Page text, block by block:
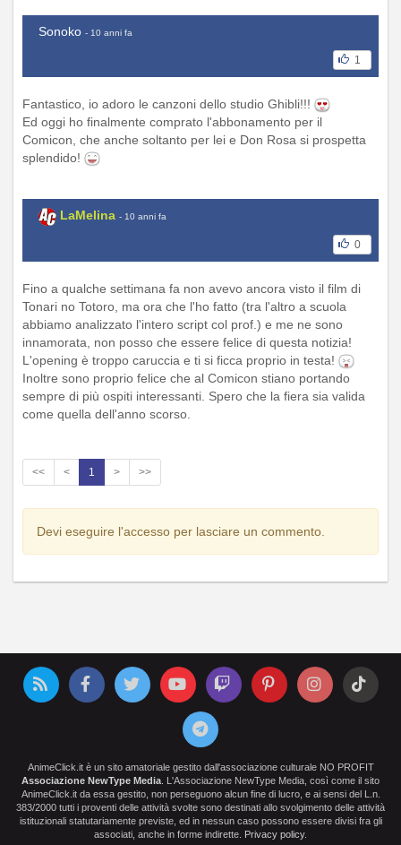
Sonoko - 10 anni fa
1
Fantastico, io adoro le canzoni dello studio Ghibli!!!
Ed oggi ho finalmente comprato l'abbonamento per il
Comicon, che anche soltanto per lei e Don Rosa si prospetta
splendido!
LaMelina - 10 anni fa
0
Fino a qualche settimana fa non avevo ancora visto il film di
Tonari no Totoro, ma ora che l'ho fatto (tra l'altro a scuola
abbiamo analizzato l'intero script col prof.) e me ne sono
innamorata, non posso che essere felice di questa notizia!
L'opening è troppo caruccia e ti si ficca proprio in testa!
Inoltre sono proprio felice che al Comicon stiano portando
sempre di più ospiti interessanti. Spero che la fiera sia valida
come quella dell'anno scorso.
<< < 1 > >>
Devi eseguire l'accesso per lasciare un commento.
AnimeClick.it è un sito amatoriale gestito dall'associazione culturale NO PROFIT
Associazione NewType Media . L'Associazione NewType Media, così come il sito
AnimeClick.it da essa gestito, non perseguono alcun fine di lucro, e ai sensi del L.n.
383/2000 tutti i proventi delle attività svolte sono destinati allo svolgimento delle attività
istituzionali statutariamente previste, ed in nessun caso possono essere divisi fra gli
associati, anche in forme indirette. Privacy policy.